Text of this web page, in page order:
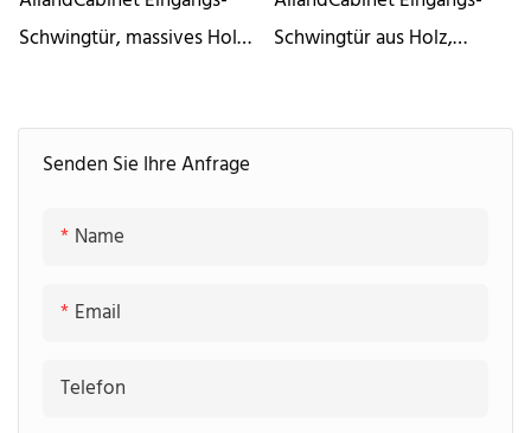
Senden Sie Ihre Anfrage
Name
Email
Telefon
Schwingtür, massives Holz,
Schwingtür aus Holz,